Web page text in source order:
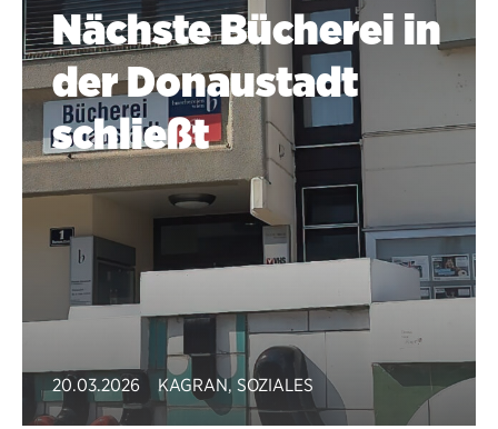
Nächste Bücherei in
der Donaustadt
schließt
20.03.2026 KAGRAN, SOZIALES